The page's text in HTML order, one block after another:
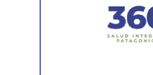
Durante el procedimiento, el